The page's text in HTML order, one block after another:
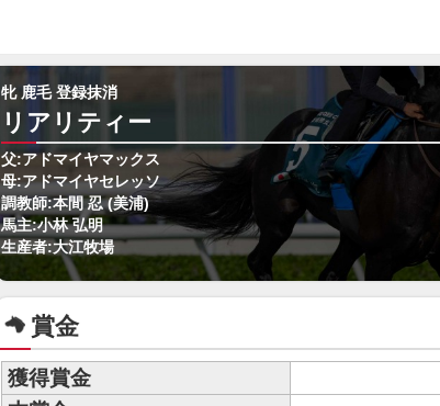
牝 鹿毛 登録抹消
リアリティー
父:アドマイヤマックス
母:アドマイヤセレッソ
調教師:本間 忍 (美浦)
馬主:小林 弘明
生産者:大江牧場
賞金
獲得賞金